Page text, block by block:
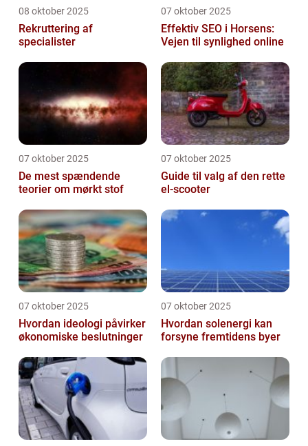
08 oktober 2025
Rekruttering af
specialister
07 oktober 2025
Effektiv SEO i Horsens:
Vejen til synlighed online
07 oktober 2025
De mest spændende
teorier om mørkt stof
07 oktober 2025
Guide til valg af den rette
el-scooter
07 oktober 2025
Hvordan ideologi påvirker
økonomiske beslutninger
07 oktober 2025
Hvordan solenergi kan
forsyne fremtidens byer